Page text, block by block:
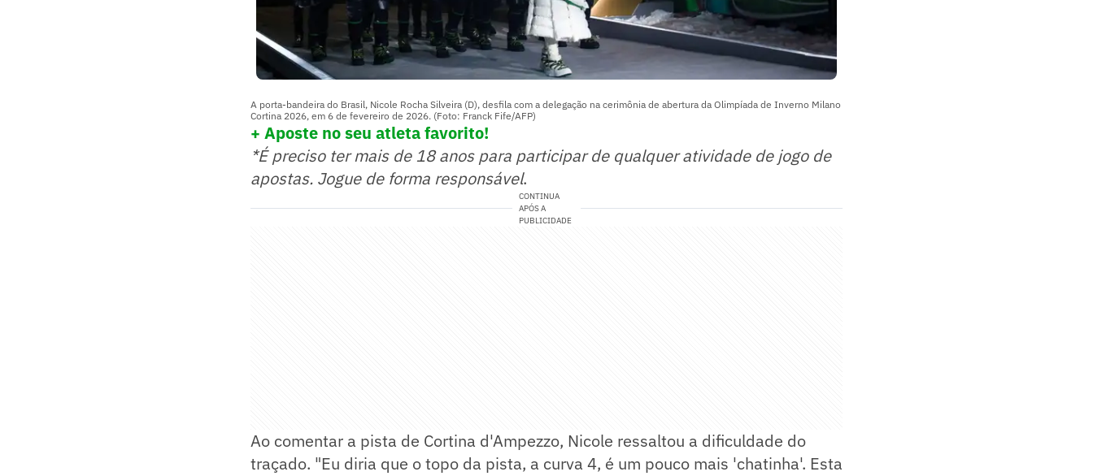
A porta-bandeira do Brasil, Nicole Rocha Silveira (D), desfila com a delegação na cerimônia de abertura da Olimpíada de Inverno Milano
Cortina 2026, em 6 de fevereiro de 2026. (Foto: Franck Fife/AFP)
+ Aposte no seu atleta favorito!
*É preciso ter mais de 18 anos para participar de qualquer atividade de jogo de
apostas. Jogue de forma responsável.
CONTINUA
APÓS A
PUBLICIDADE
Ao comentar a pista de Cortina d'Ampezzo, Nicole ressaltou a dificuldade do
traçado. "Eu diria que o topo da pista, a curva 4, é um pouco mais 'chatinha'. Esta